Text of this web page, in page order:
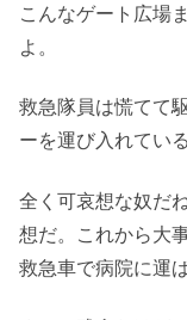
こんなゲート広場
よ。
救急隊員は慌てて
ーを運び入れてい
全く可哀想な奴だ
想だ。これから大
救急車で病院に運